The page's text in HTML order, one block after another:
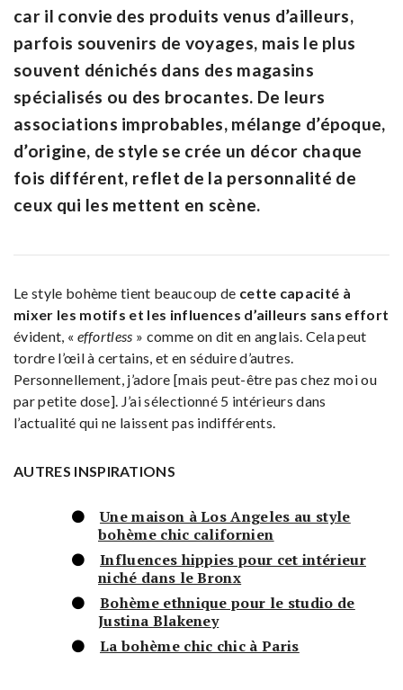
car il convie des produits venus d’ailleurs,
parfois souvenirs de voyages, mais le plus
souvent dénichés dans des magasins
spécialisés ou des brocantes. De leurs
associations improbables, mélange d’époque,
d’origine, de style se crée un décor chaque
fois différent, reflet de la personnalité de
ceux qui les mettent en scène.
Le style bohème tient beaucoup de cette capacité à
mixer les motifs et les influences d’ailleurs sans effort
évident, « effortless » comme on dit en anglais. Cela peut
tordre l’œil à certains, et en séduire d’autres.
Personnellement, j’adore [mais peut-être pas chez moi ou
par petite dose]. J’ai sélectionné 5 intérieurs dans
l’actualité qui ne laissent pas indifférents.
AUTRES INSPIRATIONS
Une maison à Los Angeles au style
bohème chic californien
Influences hippies pour cet intérieur
niché dans le Bronx
Bohème ethnique pour le studio de
Justina Blakeney
La bohème chic chic à Paris